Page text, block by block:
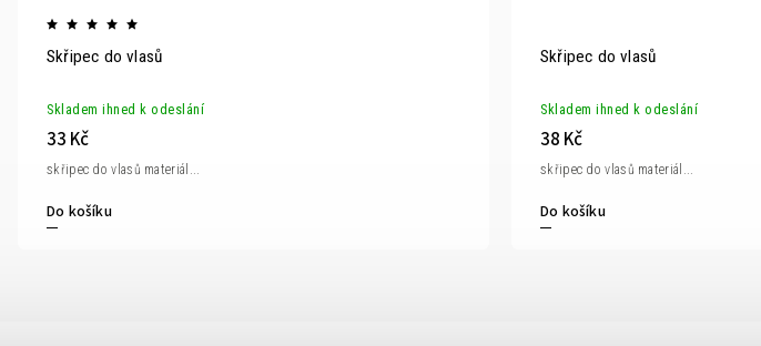
Skřipec do vlasů
Skladem ihned k odeslání
33 Kč
Do košíku
skřipec do vlasů materiál...
Skřipec do vlasů
Skladem ihned k odeslání
38 Kč
Do košíku
skřipec do vlasů materiál...